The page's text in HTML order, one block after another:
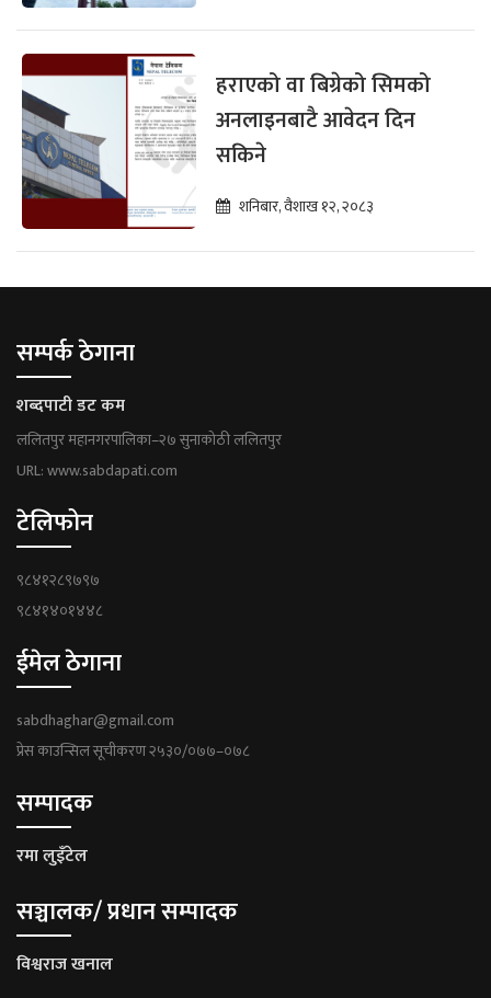
हराएको वा बिग्रेको सिमको
अनलाइनबाटै आवेदन दिन
सकिने
शनिबार, वैशाख १२, २०८३
सम्पर्क ठेगाना
शब्दपाटी डट कम
ललितपुर महानगरपालिका–२७ सुनाकोठी ललितपुर
URL: www.sabdapati.com
टेलिफोन
९८४१२८९७९७
९८४१४०१४४८
ईमेल ठेगाना
sabdhaghar@gmail.com
प्रेस काउन्सिल सूचीकरण २५३०/०७७–०७८
सम्पादक
रमा लुइँटेल
सञ्चालक/ प्रधान सम्पादक
विश्वराज खनाल